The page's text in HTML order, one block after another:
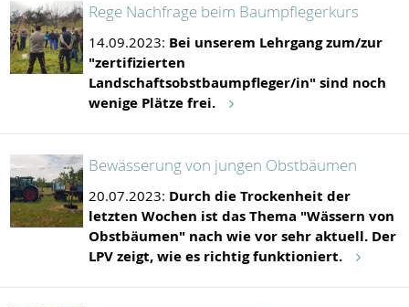
Rege Nachfrage beim Baumpflegerkurs
14.09.2023: Bei unserem Lehrgang zum/zur
"zertifizierten
Landschaftsobstbaumpfleger/in" sind noch
wenige Plätze frei.
Bewässerung von jungen Obstbäumen
20.07.2023: Durch die Trockenheit der
letzten Wochen ist das Thema "Wässern von
Obstbäumen" nach wie vor sehr aktuell. Der
LPV zeigt, wie es richtig funktioniert.